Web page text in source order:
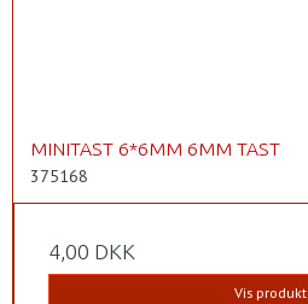
MINITAST 6*6MM 6MM TAST
375168
4,00 DKK
Vis produkt